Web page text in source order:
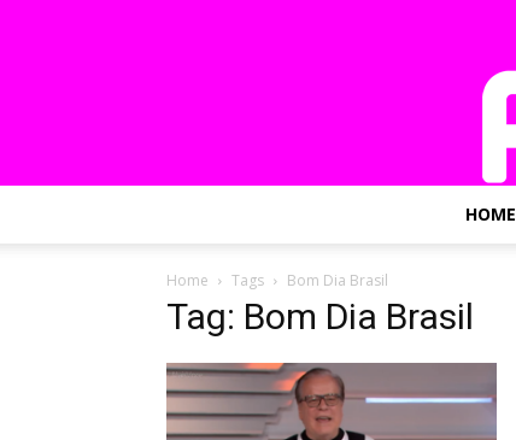
HOME
Home Tags Bom Dia Brasil
Tag: Bom Dia Brasil